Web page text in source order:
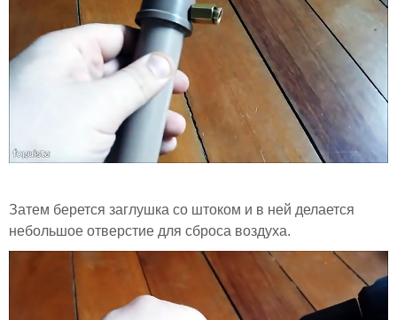
Затем берется заглушка со штоком и в ней делается
небольшое отверстие для сброса воздуха.